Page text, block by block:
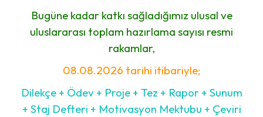
Bugüne kadar katkı sağladığımız ulusal ve
uluslararası toplam hazırlama sayısı resmi
rakamlar,
08.08.2026 tarihi itibariyle;
Dilekçe + Ödev + Proje + Tez + Rapor + Sunum
+ Staj Defteri + Motivasyon Mektubu + Çeviri